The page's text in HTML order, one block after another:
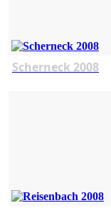
Scherneck 2008